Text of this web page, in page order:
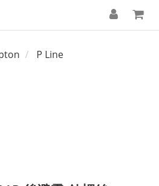
P Line